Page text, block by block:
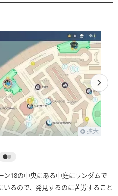
拡大
ン18の中央にある中庭にランダムで
るので、発見するのに苦労すること